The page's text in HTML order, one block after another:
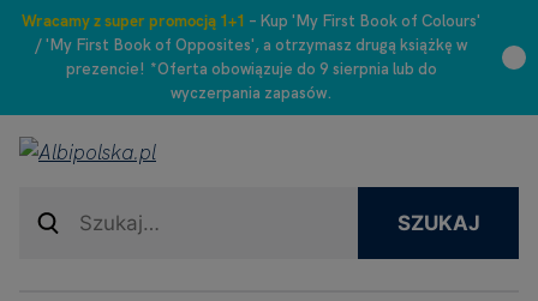
Wracamy z super promocją 1+1 – Kup 'My First Book of Colours'
/ 'My First Book of Opposites', a otrzymasz drugą książkę w
prezencie! *Oferta obowiązuje do 9 sierpnia lub do
wyczerpania zapasów.
SZUKAJ